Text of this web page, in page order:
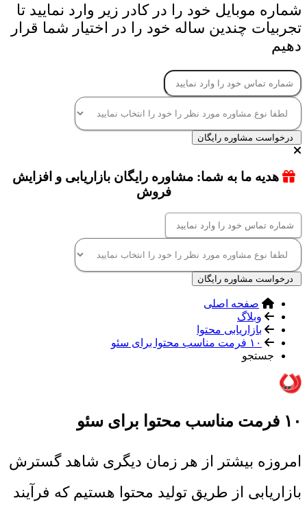
شماره موبایل خود را در کادر زیر وارد نمایید تا
تجربیات چندین ساله خود را در اختیار شما قرار
دهیم
درخواست مشاوره رایگان
هدیه ما به شما: مشاوره رایگان بازاریابی و افزایش
فروش
درخواست مشاوره رایگان
صفحه اصلی
وبلاگ
بازاریابی محتوا
۱۰ فرمت مناسب محتوا برای سئو
جستجو
۱۰ فرمت مناسب محتوا برای سئو
امروزه بیشتر از هر زمان دیگری شاهد گسترش
بازاریابی از طریق تولید محتوا هستیم که فرآیند